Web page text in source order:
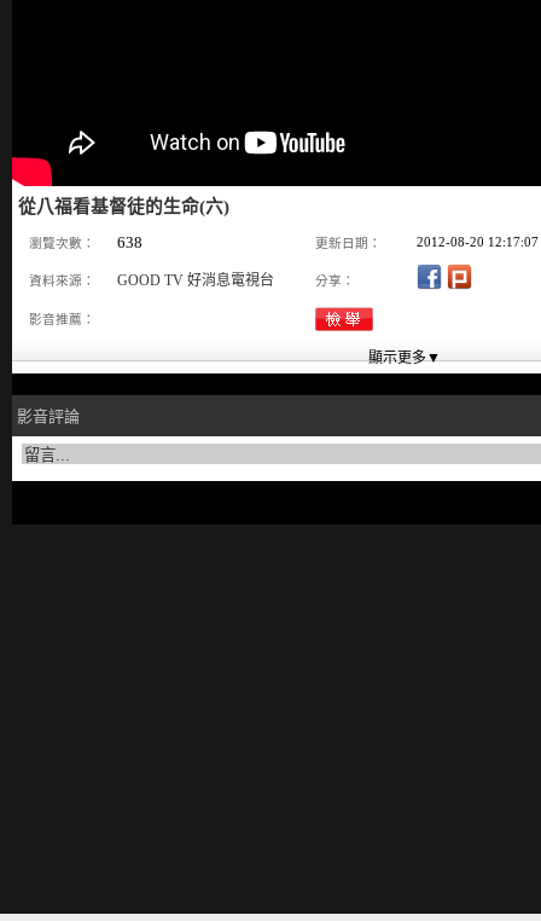
從八福看基督徒的生命(六)
瀏覽次數： 638 更新日期： 2012-08-20 12:17:07
資料來源： GOOD TV 好消息電視台 分享：
影音推薦：
影音評論